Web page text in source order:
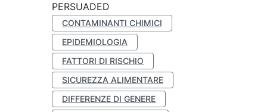
PERSUADED
CONTAMINANTI CHIMICI
EPIDEMIOLOGIA
FATTORI DI RISCHIO
SICUREZZA ALIMENTARE
DIFFERENZE DI GENERE